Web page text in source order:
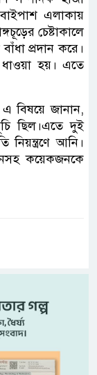
এলাকায়
চেষ্টাকালে
প্রদান করে।
হয়। এতে
বিষয়ে জানান,
ছিল।এতে দুই
নিয়ন্ত্রণে আনি।
কয়েকজনকে